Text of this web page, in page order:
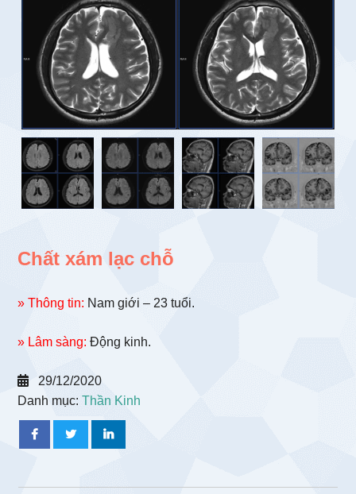
Chất xám lạc chỗ
» Thông tin: Nam giới – 23 tuổi.
» Lâm sàng: Động kinh.
29/12/2020
Danh mục:Thần Kinh